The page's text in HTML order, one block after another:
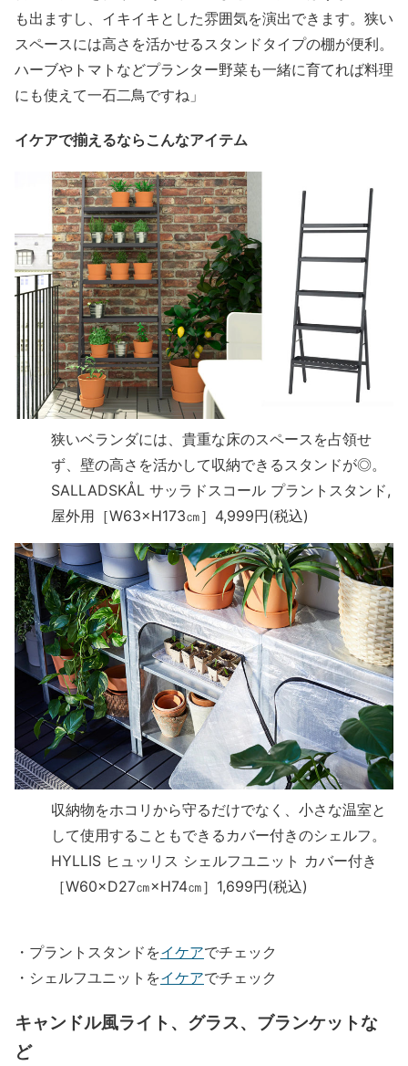
も出ますし、イキイキとした雰囲気を演出できます。狭い
スペースには高さを活かせるスタンドタイプの棚が便利。
ハーブやトマトなどプランター野菜も一緒に育てれば料理
にも使えて一石二鳥ですね」
イケアで揃えるならこんなアイテム
狭いベランダには、貴重な床のスペースを占領せ
ず、壁の高さを活かして収納できるスタンドが◎。
SALLADSKÅL サッラドスコール プラントスタンド,
屋外用［W63×H173㎝］4,999円(税込)
収納物をホコリから守るだけでなく、小さな温室と
して使用することもできるカバー付きのシェルフ。
HYLLIS ヒュッリス シェルフユニット カバー付き
［W60×D27㎝×H74㎝］1,699円(税込)
・プラントスタンドをイケアでチェック
・シェルフユニットをイケアでチェック
キャンドル風ライト、グラス、ブランケットな
ど